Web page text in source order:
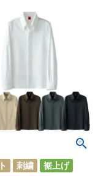
刺繍
裾上げ